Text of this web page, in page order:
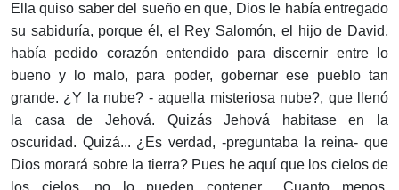
Ella quiso saber del sueño en que, Dios le había entregado
su sabiduría, porque él, el Rey Salomón, el hijo de David,
había pedido corazón entendido para discernir entre lo
bueno y lo malo, para poder, gobernar ese pueblo tan
grande. ¿Y la nube? - aquella misteriosa nube?, que llenó
la casa de Jehová. Quizás Jehová habitase en la
oscuridad. Quizá... ¿Es verdad, -preguntaba la reina- que
Dios morará sobre la tierra? Pues he aquí que los cielos de